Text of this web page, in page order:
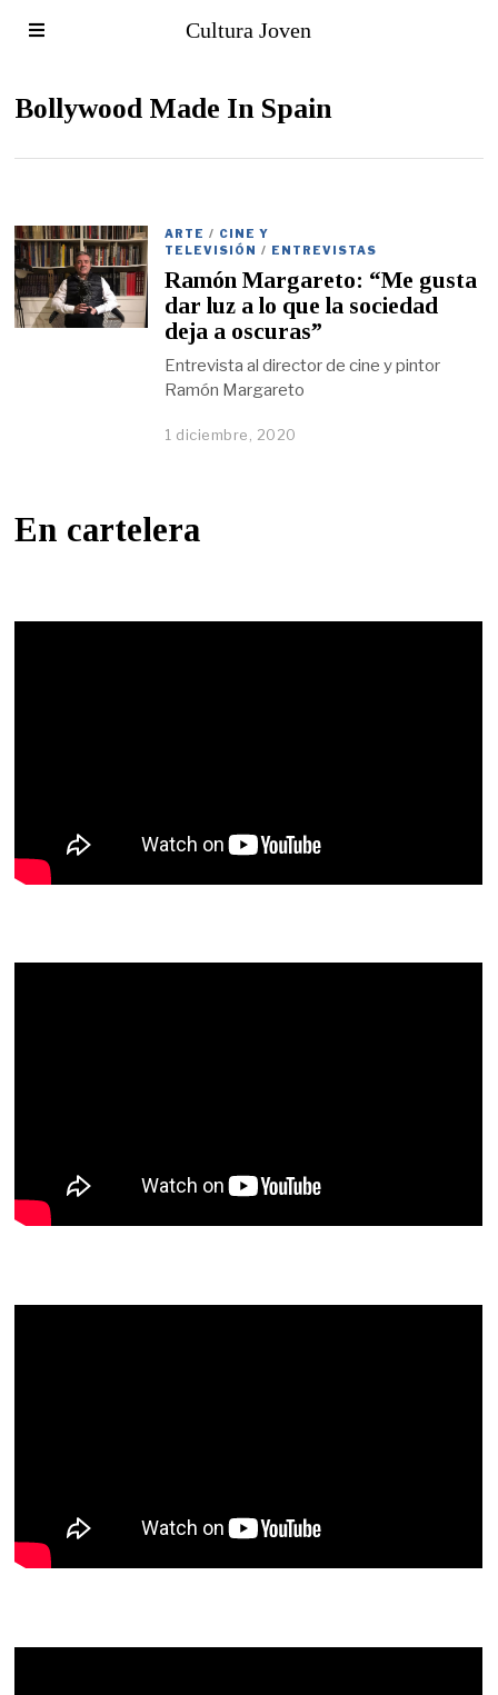
Cultura Joven
Bollywood Made In Spain
ARTE / CINE Y
TELEVISIÓN / ENTREVISTAS
Ramón Margareto: “Me gusta
dar luz a lo que la sociedad
deja a oscuras”
Entrevista al director de cine y pintor
Ramón Margareto
1 diciembre, 2020
En cartelera